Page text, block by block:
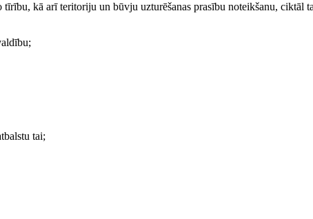
kā arī teritoriju un būvju uzturēšanas prasību noteikšanu, ciktāl
tai;